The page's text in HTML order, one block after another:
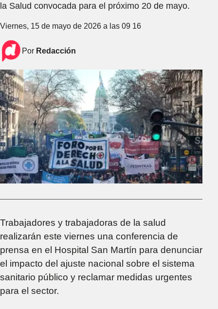
la Salud convocada para el próximo 20 de mayo.
Viernes, 15 de mayo de 2026 a las 09 16
Por Redacción
Trabajadores y trabajadoras de la salud
realizarán este viernes una conferencia de
prensa en el Hospital San Martín para denunciar
el impacto del ajuste nacional sobre el sistema
sanitario público y reclamar medidas urgentes
para el sector.